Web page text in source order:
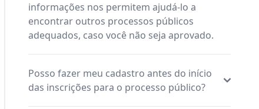
informações nos permitem ajudá-lo a
encontrar outros processos públicos
adequados, caso você não seja aprovado.
Posso fazer meu cadastro antes do início
das inscrições para o processo público?